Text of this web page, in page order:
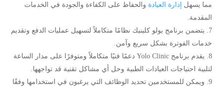
مما يسهل إدارة العيادة والحفاظ على الكفاءة والجودة في الخدمات
المقدمة.
يتضمن برنامج يولو كلينيك نظامًا متكاملاً لتسهيل عمليات الدفع وتقديم
خدمات الفوترة بشكل سريع وآمن.
يقدم برنامج Yolo Clinic دعمًا فنيًا متكاملاً ومتوفرًا على مدار الساعة
لتلبية احتياجات العيادات الطبية وحل أي مشاكل تقنية قد تواجهها.
ويمكن للمستخدمين تحديد الوظائف التي يرغبون في استخدامها وفقًا